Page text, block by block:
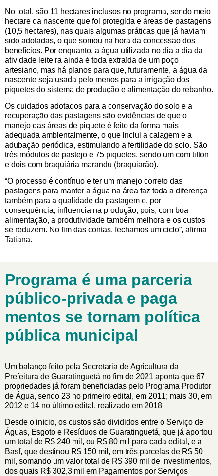
No total, são 11 hectares inclusos no programa, sendo meio
hectare da nascente que foi protegida e áreas de pastagens
(10,5 hectares), nas quais algumas práticas que já haviam
sido adotadas, o que somou na hora da concessão dos
benefícios. Por enquanto, a água utilizada no dia a dia da
atividade leiteira ainda é toda extraída de um poço
artesiano, mas há planos para que, futuramente, a água da
nascente seja usada pelo menos para a irrigação dos
piquetes do sistema de produção e alimentação do rebanho.
Os cuidados adotados para a conservação do solo e a
recuperação das pastagens são evidências de que o
manejo das áreas de piquete é feito da forma mais
adequada ambientalmente, o que inclui a calagem e a
adubação periódica, estimulando a fertilidade do solo. São
três módulos de pastejo e 75 piquetes, sendo um com tifton
e dois com braquiária marandu (braquiarão).
“O processo é contínuo e ter um manejo correto das
pastagens para manter a água na área faz toda a diferença
também para a qualidade da pastagem e, por
consequência, influencia na produção, pois, com boa
alimentação, a produtividade também melhora e os custos
se reduzem. No fim das contas, fechamos um ciclo”, afirma
Tatiana.
Programa é uma parceria
público-privada e paga
mentos se tornam política
pública municipal
Um balanço feito pela Secretaria de Agricultura da
Prefeitura de Guaratinguetá no fim de 2021 aponta que 67
propriedades já foram beneficiadas pelo Programa Produtor
de Água, sendo 23 no primeiro edital, em 2011; mais 30, em
2012 e 14 no último edital, realizado em 2018.
Desde o início, os custos são divididos entre o Serviço de
Águas, Esgoto e Resíduos de Guaratinguetá, que já aportou
um total de R$ 240 mil, ou R$ 80 mil para cada edital, e a
Basf, que destinou R$ 150 mil, em três parcelas de R$ 50
mil, somando um valor total de R$ 390 mil de investimentos,
dos quais R$ 302,3 mil em Pagamentos por Serviços